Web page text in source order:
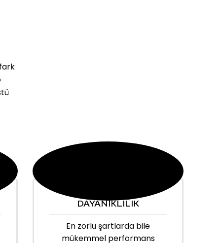
DAYANIKLILIK
En zorlu şartlarda bile
mükemmel performans